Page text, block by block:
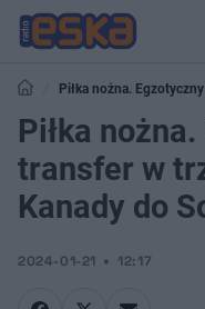
Piłka nożna.
Kujawskiego
Piłka
transfer w
Kanady do
2024-01-21 12:17